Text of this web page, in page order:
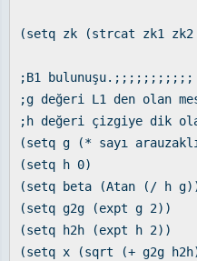
(setq zk (strcat zk1
;B1 bulunuşu.;;;;;;;;;;;
;g değeri L1 den olan
;h değeri çizgiye dik
(setq g (* sayı
(setq h 0)
(setq beta (Atan (/ h
(setq g2g (expt g 2))
(setq h2h (expt h 2))
(setq x (sqrt (+ g2g